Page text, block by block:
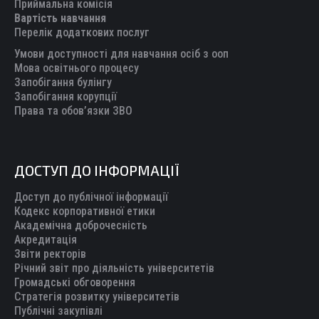
new
window
new
window
new
window
new
window
new
Приймальна комісія
Вартість навчання
Перелік додаткових послуг
Умови доступності для навчання осіб з ооп
Мова освітнього процесу
Запобігання булінгу
Запобігання корупції
Права та обов’язки ЗВО
ДОСТУП ДО ІНФОРМАЦІЇ
Доступ до публічної інформації
Кодекс корпоративної етики
Академічна доброчесність
Акредитація
Звіти ректорів
Річний звіт про діяльність університетів
Громадські обговорення
Стратегія розвитку університетів
Публічні закупівлі